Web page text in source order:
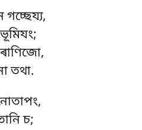
গচ্ছেয্য,
ৰাণিজো,
তথা.
চ;